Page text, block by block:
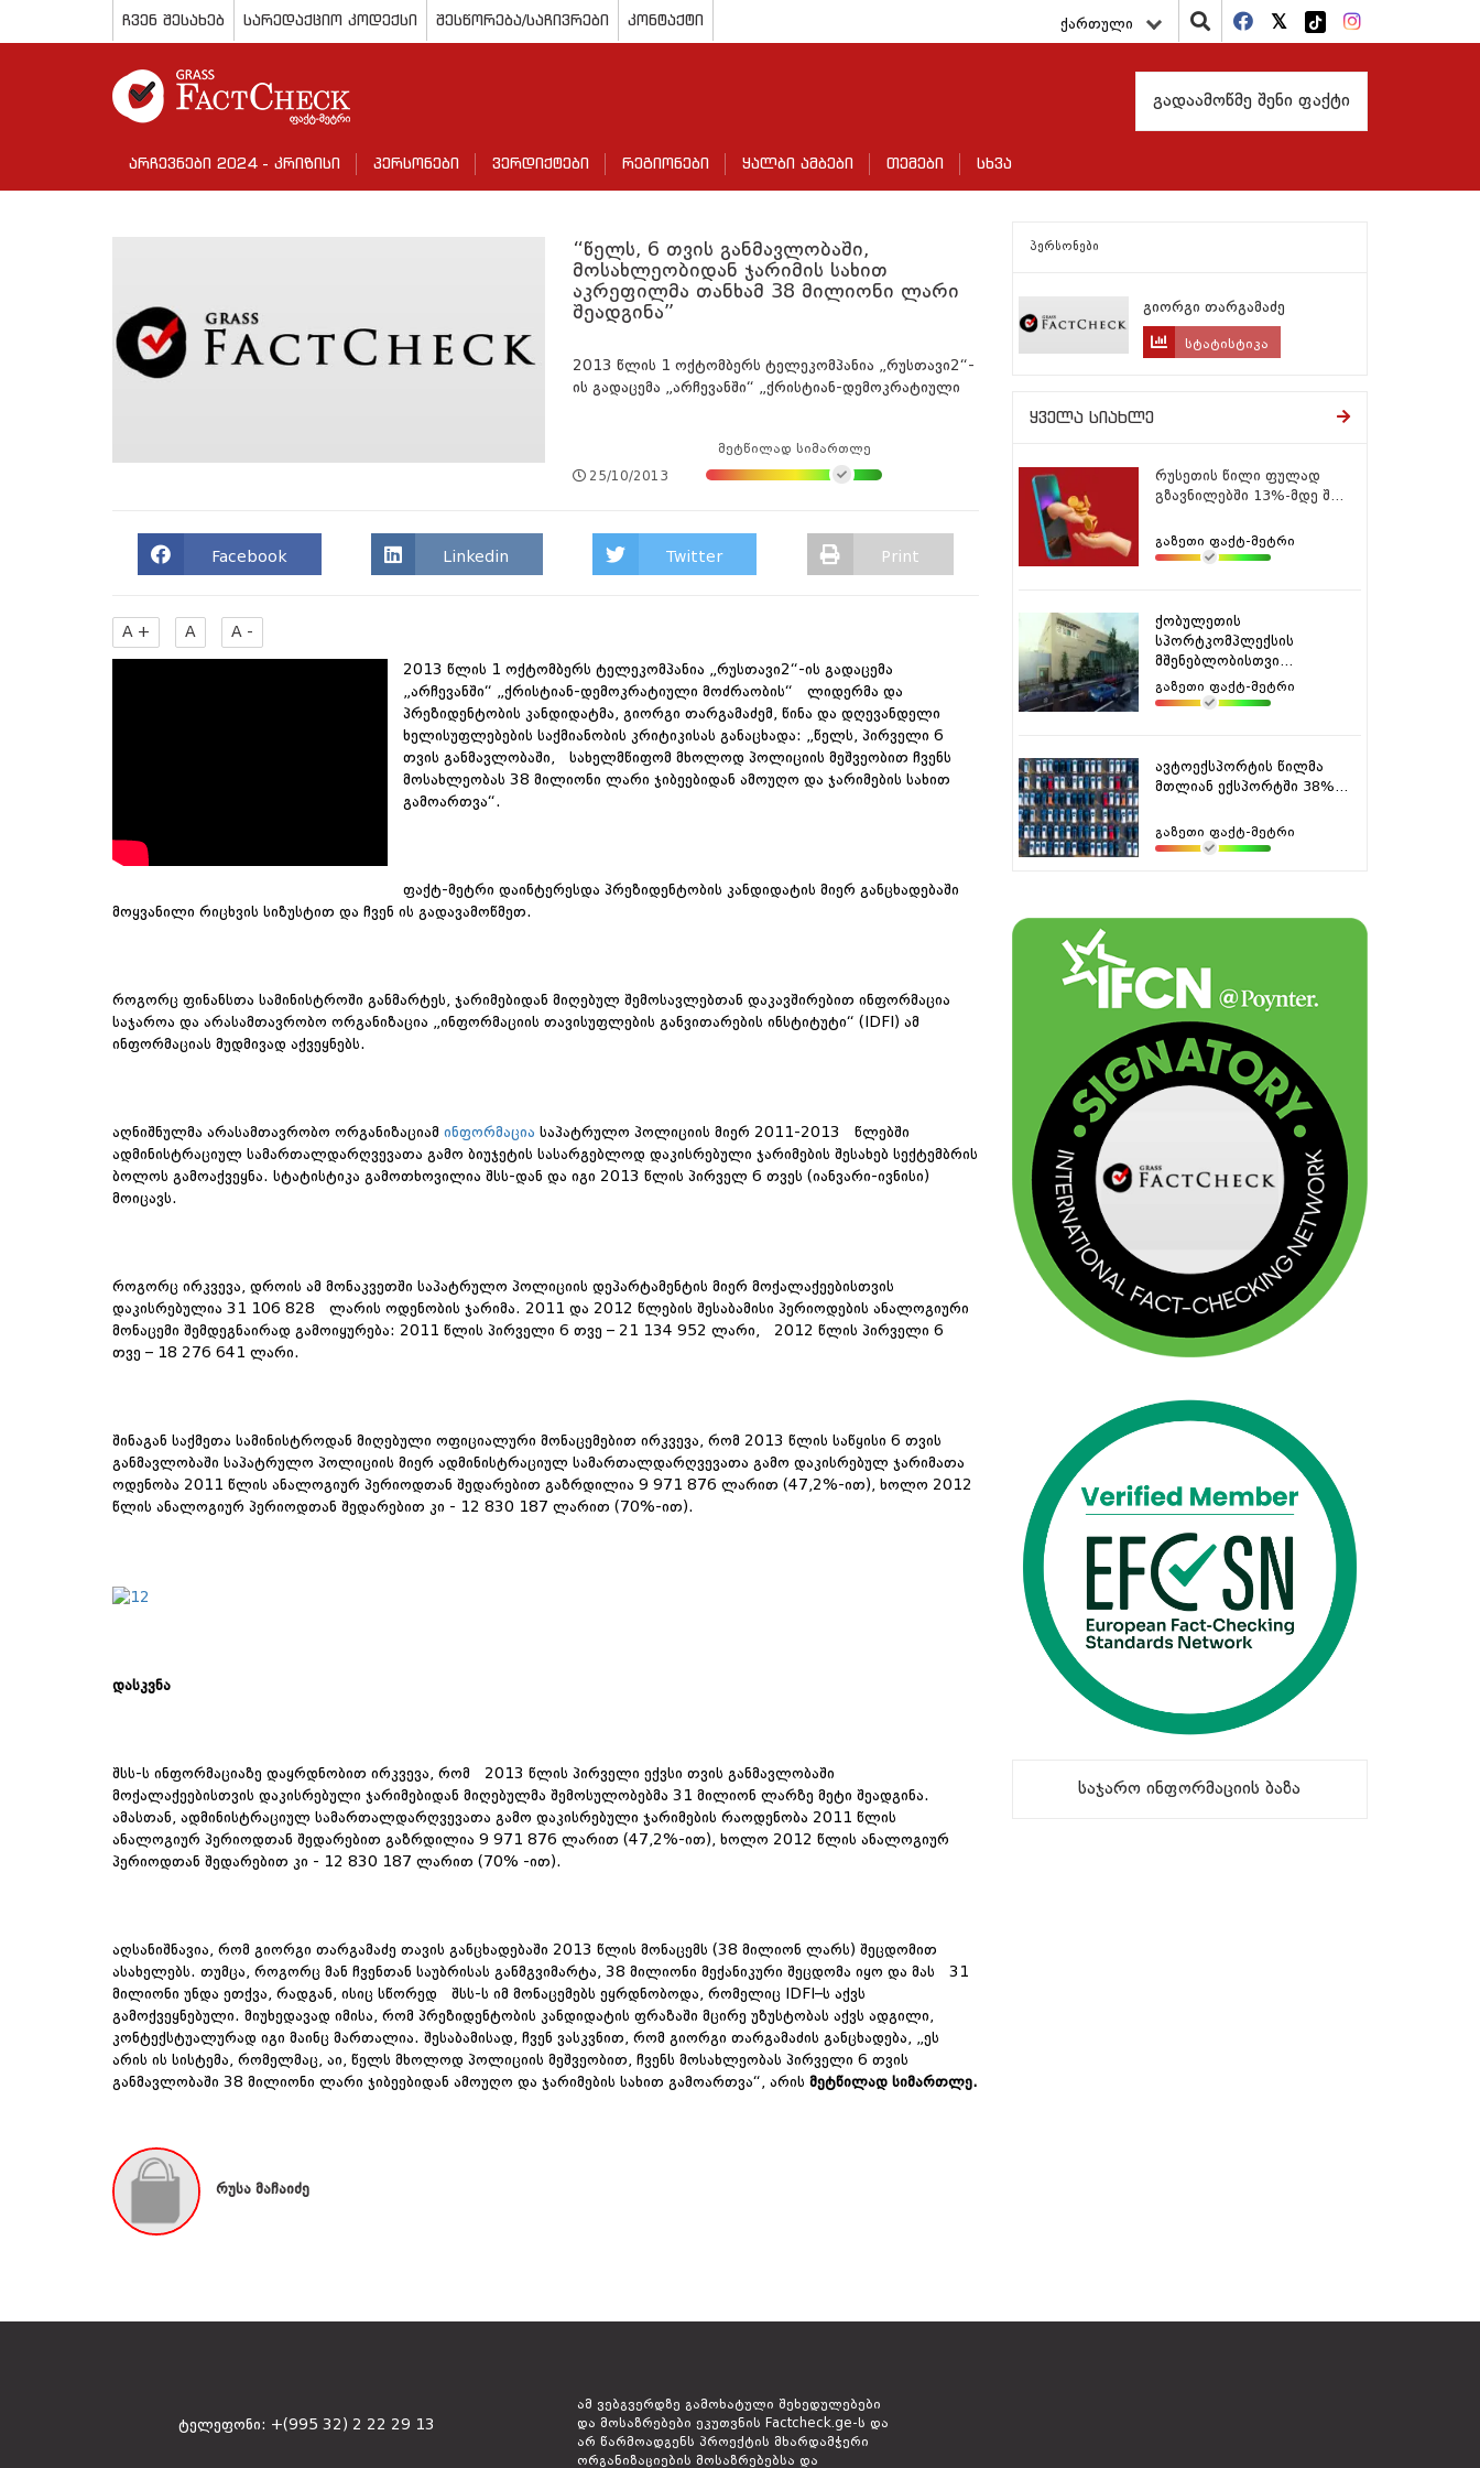
ჩვენ შესახებ სარედაქციო კოდექსი შესწორება/საჩივრები კონტაქტი ქართული
გადაამოწმე შენი ფაქტი
არჩევნები 2024 - კრიზისი პერსონები ვერდიქტები რეგიონები ყალბი ამბები თემები სხვა
“წელს, 6 თვის განმავლობაში,
მოსახლეობიდან ჯარიმის სახით
აკრეფილმა თანხამ 38 მილიონი ლარი
შეადგინა”
2013 წლის 1 ოქტომბერს ტელეკომპანია „რუსთავი2“-
ის გადაცემა „არჩევანში“ „ქრისტიან-დემოკრატიული
25/10/2013
მეტწილად სიმართლე
Facebook Linkedin Twitter Print
A + A A -
2013 წლის 1 ოქტომბერს ტელეკომპანია „რუსთავი2“-ის გადაცემა
„არჩევანში“ „ქრისტიან-დემოკრატიული მოძრაობის“ ლიდერმა და
პრეზიდენტობის კანდიდატმა, გიორგი თარგამაძემ, წინა და დღევანდელი
ხელისუფლებების საქმიანობის კრიტიკისას განაცხადა: „წელს, პირველი 6
თვის განმავლობაში, სახელმწიფომ მხოლოდ პოლიციის მეშვეობით ჩვენს
მოსახლეობას 38 მილიონი ლარი ჯიბეებიდან ამოუღო და ჯარიმების სახით
გამოართვა“.
ფაქტ-მეტრი დაინტერესდა პრეზიდენტობის კანდიდატის მიერ განცხადებაში
მოყვანილი რიცხვის სიზუსტით და ჩვენ ის გადავამოწმეთ.
როგორც ფინანსთა სამინისტროში განმარტეს, ჯარიმებიდან მიღებულ შემოსავლებთან დაკავშირებით ინფორმაცია
საჯაროა და არასამთავრობო ორგანიზაცია „ინფორმაციის თავისუფლების განვითარების ინსტიტუტი“ (IDFI) ამ
ინფორმაციას მუდმივად აქვეყნებს.
აღნიშნულმა არასამთავრობო ორგანიზაციამ ინფორმაცია საპატრულო პოლიციის მიერ 2011-2013 წლებში
ადმინისტრაციულ სამართალდარღვევათა გამო ბიუჯეტის სასარგებლოდ დაკისრებული ჯარიმების შესახებ სექტემბრის
ბოლოს გამოაქვეყნა. სტატისტიკა გამოთხოვილია შსს-დან და იგი 2013 წლის პირველ 6 თვეს (იანვარი-ივნისი)
მოიცავს.
როგორც ირკვევა, დროის ამ მონაკვეთში საპატრულო პოლიციის დეპარტამენტის მიერ მოქალაქეებისთვის
დაკისრებულია 31 106 828 ლარის ოდენობის ჯარიმა. 2011 და 2012 წლების შესაბამისი პერიოდების ანალოგიური
მონაცემი შემდეგნაირად გამოიყურება: 2011 წლის პირველი 6 თვე – 21 134 952 ლარი, 2012 წლის პირველი 6
თვე – 18 276 641 ლარი.
შინაგან საქმეთა სამინისტროდან მიღებული ოფიციალური მონაცემებით ირკვევა, რომ 2013 წლის საწყისი 6 თვის
განმავლობაში საპატრულო პოლიციის მიერ ადმინისტრაციულ სამართალდარღვევათა გამო დაკისრებულ ჯარიმათა
ოდენობა 2011 წლის ანალოგიურ პერიოდთან შედარებით გაზრდილია 9 971 876 ლარით (47,2%-ით), ხოლო 2012
წლის ანალოგიურ პერიოდთან შედარებით კი - 12 830 187 ლარით (70%-ით).
დასკვნა
შსს-ს ინფორმაციაზე დაყრდნობით ირკვევა, რომ 2013 წლის პირველი ექვსი თვის განმავლობაში
მოქალაქეებისთვის დაკისრებული ჯარიმებიდან მიღებულმა შემოსულობებმა 31 მილიონ ლარზე მეტი შეადგინა.
ამასთან, ადმინისტრაციულ სამართალდარღვევათა გამო დაკისრებული ჯარიმების რაოდენობა 2011 წლის
ანალოგიურ პერიოდთან შედარებით გაზრდილია 9 971 876 ლარით (47,2%-ით), ხოლო 2012 წლის ანალოგიურ
პერიოდთან შედარებით კი - 12 830 187 ლარით (70% -ით).
აღსანიშნავია, რომ გიორგი თარგამაძე თავის განცხადებაში 2013 წლის მონაცემს (38 მილიონ ლარს) შეცდომით
ასახელებს. თუმცა, როგორც მან ჩვენთან საუბრისას განმგვიმარტა, 38 მილიონი მექანიკური შეცდომა იყო და მას 31
მილიონი უნდა ეთქვა, რადგან, ისიც სწორედ შსს-ს იმ მონაცემებს ეყრდნობოდა, რომელიც IDFI–ს აქვს
გამოქვეყნებული. მიუხედავად იმისა, რომ პრეზიდენტობის კანდიდატის ფრაზაში მცირე უზუსტობას აქვს ადგილი,
კონტექსტუალურად იგი მაინც მართალია. შესაბამისად, ჩვენ ვასკვნით, რომ გიორგი თარგამაძის განცხადება, „ეს
არის ის სისტემა, რომელმაც, აი, წელს მხოლოდ პოლიციის მეშვეობით, ჩვენს მოსახლეობას პირველი 6 თვის
განმავლობაში 38 მილიონი ლარი ჯიბეებიდან ამოუღო და ჯარიმების სახით გამოართვა“, არის მეტწილად სიმართლე.
რუსა მაჩაიძე
პერსონები
გიორგი თარგამაძე
სტატისტიკა
ყველა სიახლე
რუსეთის წილი ფულად
გზავნილებში 13%-მდე შ...
გაზეთი ფაქტ-მეტრი
ქობულეთის
სპორტკომპლექსის
მშენებლობისთვი...
გაზეთი ფაქტ-მეტრი
ავტოექსპორტის წილმა
მთლიან ექსპორტში 38%...
გაზეთი ფაქტ-მეტრი
საჯარო ინფორმაციის ბაზა
ტელეფონი: +(995 32) 2 22 29 13
ამ ვებგვერდზე გამოხატული შეხედულებები
და მოსაზრებები ეკუთვნის Factcheck.ge-ს და
არ წარმოადგენს პროექტის მხარდამჭერი
ორგანიზაციების მოსაზრებებსა და